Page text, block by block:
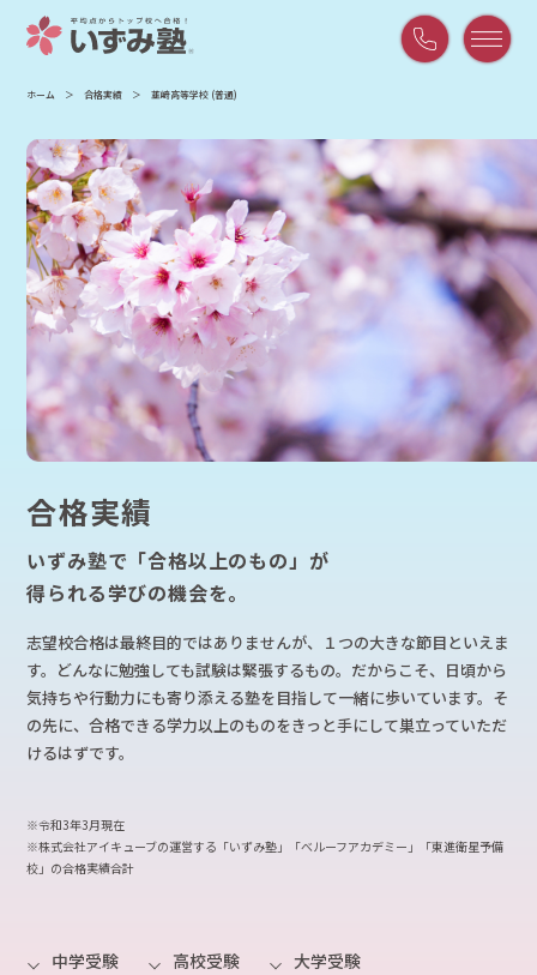
21:00
/
ホーム 合格実績 韮崎高等学校 (普通)
合格実績
いずみ塾で「合格以上のもの」が
得られる学びの機会を。
志望校合格は最終目的ではありませんが、１つの大きな節目といえま
す。どんなに勉強しても試験は緊張するもの。だからこそ、日頃から
気持ちや行動力にも寄り添える塾を目指して一緒に歩いています。そ
の先に、合格できる学力以上のものをきっと手にして巣立っていただ
けるはずです。
※令和3年3月現在
※株式会社アイキューブの運営する「いずみ塾」「べルーフアカデミー」「東進衛星予備
校」の合格実績合計
中学受験 高校受験 大学受験